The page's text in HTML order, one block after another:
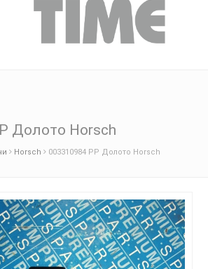
Долото Horsch
Horsch 003310984 PP Долото Horsch